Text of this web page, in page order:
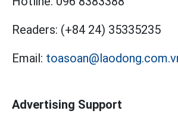
Readers: (+84 24) 35335235
Email:
Advertising Support